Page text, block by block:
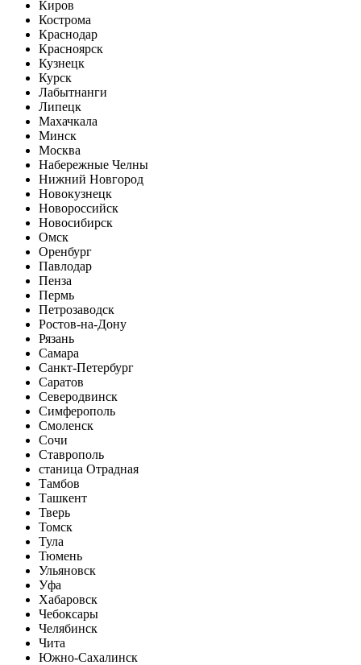
Киров
Кострома
Краснодар
Красноярск
Кузнецк
Курск
Лабытнанги
Липецк
Махачкала
Минск
Москва
Набережные Челны
Нижний Новгород
Новокузнецк
Новороссийск
Новосибирск
Омск
Оренбург
Павлодар
Пенза
Пермь
Петрозаводск
Ростов-на-Дону
Рязань
Самара
Санкт-Петербург
Саратов
Северодвинск
Симферополь
Смоленск
Сочи
Ставрополь
станица Отрадная
Тамбов
Ташкент
Тверь
Томск
Тула
Тюмень
Ульяновск
Уфа
Хабаровск
Чебоксары
Челябинск
Чита
Южно-Сахалинск